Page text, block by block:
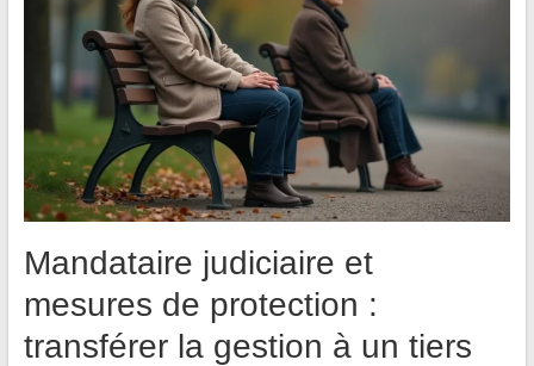
Mandataire judiciaire et
mesures de protection :
transférer la gestion à un tiers